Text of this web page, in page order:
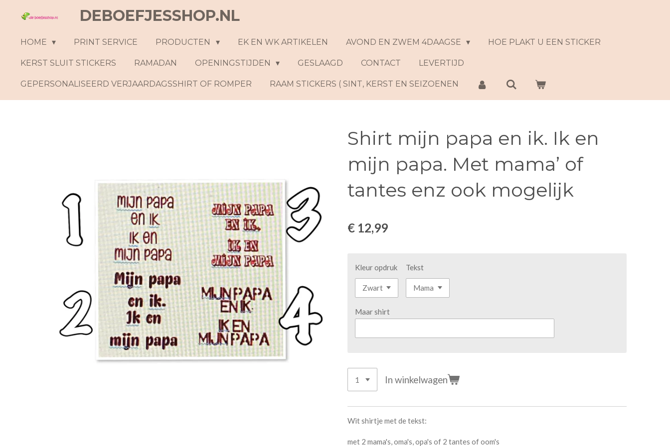
hoofdinhoud
DEBOEFJESSHOP.NL
HOME PRINT SERVICE PRODUCTEN EK EN WK ARTIKELEN AVOND EN ZWEM 4DAAGSE HOE PLAKT U EEN STICKER
KERST SLUIT STICKERS RAMADAN OPENINGSTIJDEN GESLAAGD CONTACT LEVERTIJD
GEPERSONALISEERD VERJAARDAGSSHIRT OF ROMPER RAAM STICKERS ( SINT, KERST EN SEIZOENEN
Shirt mijn papa en ik. Ik en
mijn papa. Met mama’ of
tantes enz ook mogelijk
€ 12,99
Kleur opdruk Tekst
Maar shirt
In winkelwagen
Wit shirtje met de tekst:
met 2 mama's, oma's, opa's of 2 tantes of oom's